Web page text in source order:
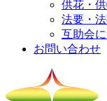
供花・
法要・
互助会
お問い合わせ